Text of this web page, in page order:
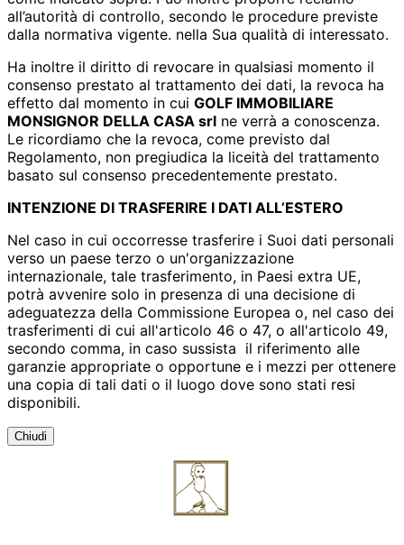
all’autorità di controllo, secondo le procedure previste
dalla normativa vigente. nella Sua qualità di interessato.
Ha inoltre il diritto di revocare in qualsiasi momento il
consenso prestato al trattamento dei dati, la revoca ha
effetto dal momento in cui GOLF IMMOBILIARE
MONSIGNOR DELLA CASA srl ne verrà a conoscenza.
Le ricordiamo che la revoca, come previsto dal
Regolamento, non pregiudica la liceità del trattamento
basato sul consenso precedentemente prestato.
INTENZIONE DI TRASFERIRE I DATI ALL’ESTERO
Nel caso in cui occorresse trasferire i Suoi dati personali
verso un paese terzo o un'organizzazione
internazionale, tale trasferimento, in Paesi extra UE,
potrà avvenire solo in presenza di una decisione di
adeguatezza della Commissione Europea o, nel caso dei
trasferimenti di cui all'articolo 46 o 47, o all'articolo 49,
secondo comma, in caso sussista il riferimento alle
garanzie appropriate o opportune e i mezzi per ottenere
una copia di tali dati o il luogo dove sono stati resi
disponibili.
Chiudi